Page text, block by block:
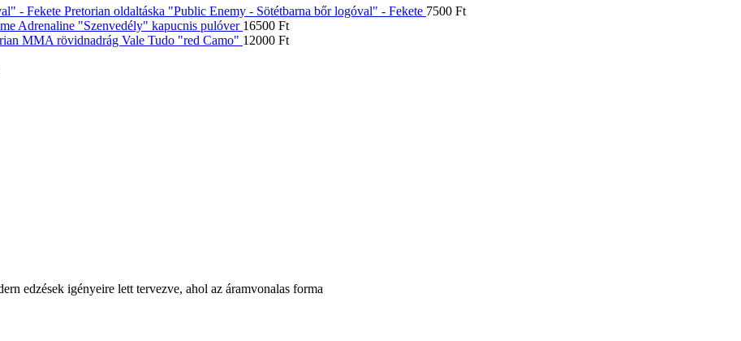
Pretorian oldaltáska "Public Enemy - Sötétbarna bőr logóval" - Fekete 7500 Ft
Adrenaline "Szenvedély" kapucnis pulóver 16500 Ft
MMA rövidnadrág Vale Tudo "red Camo" 12000 Ft
edzések igényeire lett tervezve, ahol az áramvonalas forma